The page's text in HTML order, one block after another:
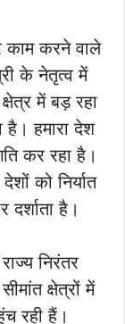
काम करने वाले
के नेतृत्व में
में बड़ रहा
हमारा देश
कर रहा है।
को निर्यात
है।
निरंतर
क्षेत्रों में
रही हैं।